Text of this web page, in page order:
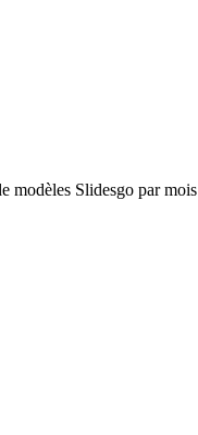
modèles Slidesgo par mois